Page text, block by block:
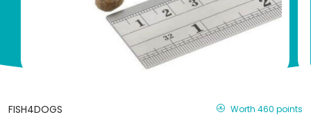
FISH4DOGS Worth 460 points